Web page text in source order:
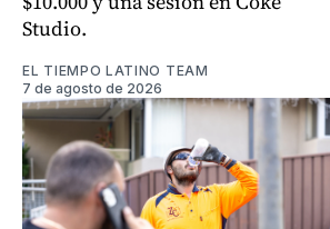
Studio.
EL TIEMPO LATINO TEAM
7 de agosto de 2026